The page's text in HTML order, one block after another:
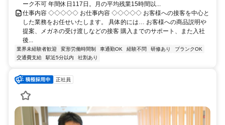
ーク不可 年間休日117日。月の平均残業15時間以...
仕事内容 ◇◇◇◇◇ お仕事内容 ◇◇◇◇◇ お客様への接客を中心と
した業務をお任せいたします。 具体的には… お客様への商品説明や
提案、メガネの受け渡しなどの接客 購入までのサポート、また入社
後...
業界未経験者歓迎 変形労働時間制 車通勤OK 経験不問 研修あり
ブランクOK
交通費支給
駅近5分以内 社割あり
正社員